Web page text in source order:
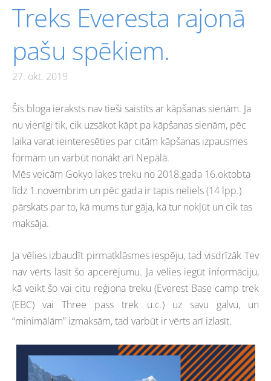
Treks Everesta rajonā
pašu spēkiem.
27. okt. 2019
Šis bloga ieraksts nav tieši saistīts ar kāpšanas sienām. Ja
nu vienīgi tik, cik uzsākot kāpt pa kāpšanas sienām, pēc
laika varat ieinteresēties par citām kāpšanas izpausmes
formām un varbūt nonākt arī Nepālā.
Mēs veicām Gokyo lakes treku no 2018.gada 16.oktobta
līdz 1.novembrim un pēc gada ir tapis neliels (14 lpp.)
pārskats par to, kā mums tur gāja, kā tur nokļūt un cik tas
maksāja.
Ja vēlies izbaudīt pirmatklāsmes iespēju, tad visdrīzāk Tev
nav vērts lasīt šo apcerējumu. Ja vēlies iegūt informāciju,
kā veikt šo vai citu reģiona treku (Everest Base camp trek
(EBC) vai Three pass trek u.c.) uz savu galvu, un
“minimālām” izmaksām, tad varbūt ir vērts arī izlasīt.